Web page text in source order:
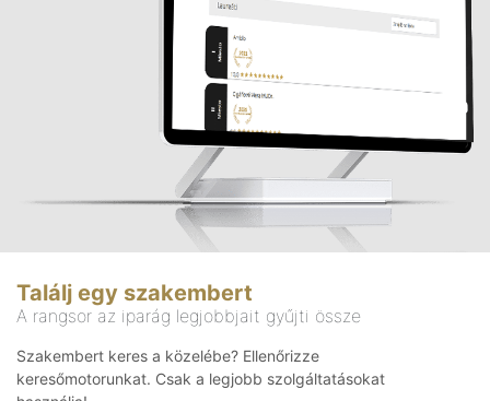
Találj egy szakembert
A rangsor az iparág legjobbjait gyűjti össze
Szakembert keres a közelébe? Ellenőrizze
keresőmotorunkat. Csak a legjobb szolgáltatásokat